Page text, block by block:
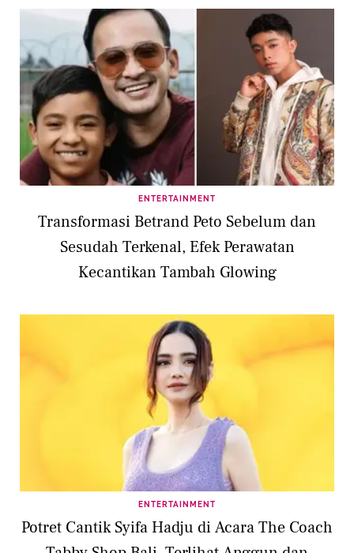
ENTERTAINMENT
Transformasi Betrand Peto Sebelum dan
Sesudah Terkenal, Efek Perawatan
Kecantikan Tambah Glowing
ENTERTAINMENT
Potret Cantik Syifa Hadju di Acara The Coach